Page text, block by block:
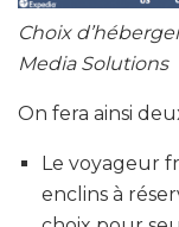
Choix
Media Solutions
On fera ainsi
Le voyageur
enclins à